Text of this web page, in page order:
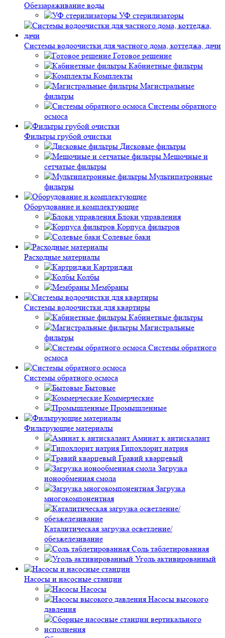
Обеззараживание воды
УФ стерилизаторы
Системы водоочистки для частного дома, коттеджа, дачи
Готовое решение
Кабинетные фильтры
Комплекты
Магистральные
фильтры
Системы обратного
осмоса
Фильтры грубой очистки
Дисковые фильтры
Мешочные и
сетчатые фильтры
Мультипатронные
фильтры
Оборудование и комплектующие
Блоки управления
Корпуса фильтров
Солевые баки
Расходные материалы
Картриджи
Колбы
Мембраны
Системы водоочистки для квартиры
Кабинетные фильтры
Магистральные
фильтры
Системы обратного
осмоса
Системы обратного осмоса
Бытовые
Коммерческие
Промышленные
Фильтрующие материалы
Аминат к антискалант
Гипохлорит натрия
Гравий кварцевый
Загрузка
ионообменная смола
Загрузка
многокомпонентная
Каталитическая загрузка осветление/
обезжелезивание
Соль таблетированная
Уголь активированный
Насосы и насосные станции
Насосы
Насосы высокого
давления